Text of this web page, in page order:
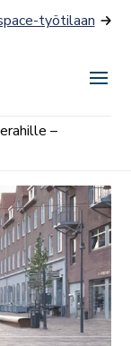
työtilaan
–